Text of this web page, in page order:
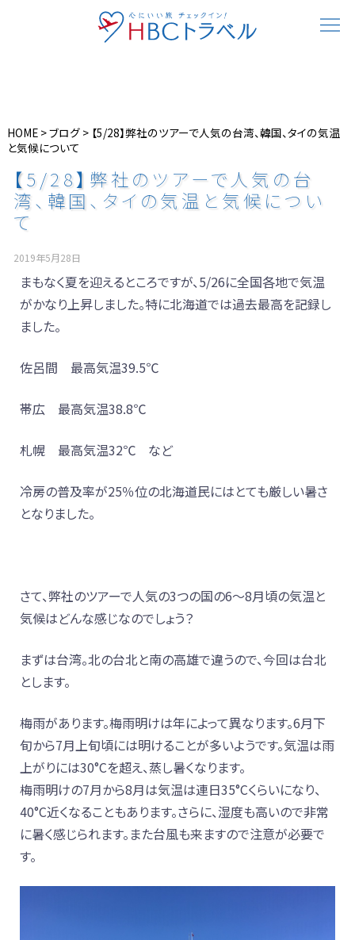
HOME>ブログ> 【5/28】弊社のツアーで人気の台湾、韓国、タイの気温
と気候について
【5/28】弊社のツアーで人気の台
湾、韓国、タイの気温と気候につい
て
2019年5月28日
まもなく夏を迎えるところですが、5/26に全国各地で気温
がかなり上昇しました。特に北海道では過去最高を記録し
ました。
佐呂間 最高気温39.5℃
帯広 最高気温38.8℃
札幌 最高気温32℃ など
冷房の普及率が25％位の北海道民にはとても厳しい暑さ
となりました。
さて、弊社のツアーで人気の3つの国の6～8月頃の気温と
気候はどんな感じなのでしょう？
まずは台湾。北の台北と南の高雄で違うので、今回は台北
とします。
梅雨があります。梅雨明けは年によって異なります。6月下
旬から7月上旬頃には明けることが多いようです。気温は雨
上がりには30°Cを超え、蒸し暑くなります。
梅雨明けの7月から8月は気温は連日35°Cくらいになり、
40°C近くなることもあります。さらに、湿度も高いので非常
に暑く感じられます。また台風も来ますので注意が必要で
す。